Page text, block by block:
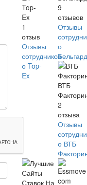
Top-
Ex
1
отзыв
Отзывы
сотрудников
о Top-
Ex
9
отзывов
Отзывы
о
ВТБ
2
отзыва
Отзывы
о ВТБ